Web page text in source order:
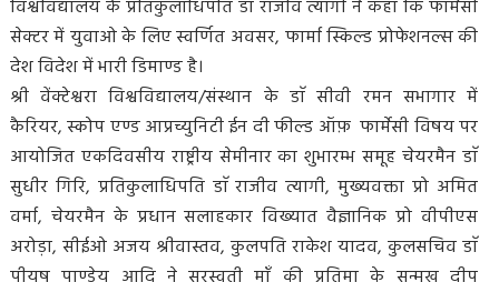
विश्वविद्यालय के प्रतिकुलाधिपति डाॅ राजीव त्यागी ने कहा कि फार्मेसी
सेक्टर में युवाओ के लिए स्वर्णित अवसर, फार्मा स्किल्ड प्रोफेशनल्स की
देश विदेश में भारी डिमाण्ड है।
श्री वेंक्टेश्वरा विश्वविद्यालय/संस्थान के डाॅ सीवी रमन सभागार में
कैरियर, स्कोप एण्ड आप्रच्युनिटी ईन दी फील्ड ऑफ़ फार्मेसी विषय पर
आयोजित एकदिवसीय राष्ट्रीय सेमीनार का शुभारम्भ समूह चेयरमैन डाॅ
सुधीर गिरि, प्रतिकुलाधिपति डाॅ राजीव त्यागी, मुख्यवक्ता प्रो अमित
वर्मा, चेयरमैन के प्रधान सलाहकार विख्यात वैज्ञानिक प्रो वीपीएस
अरोड़ा, सीईओ अजय श्रीवास्तव, कुलपति राकेश यादव, कुलसचिव डाॅ